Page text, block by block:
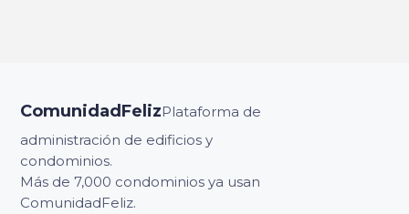
ComunidadFelizPlataforma de
administración de edificios y
condominios.
Más de 7,000 condominios ya usan
ComunidadFeliz.